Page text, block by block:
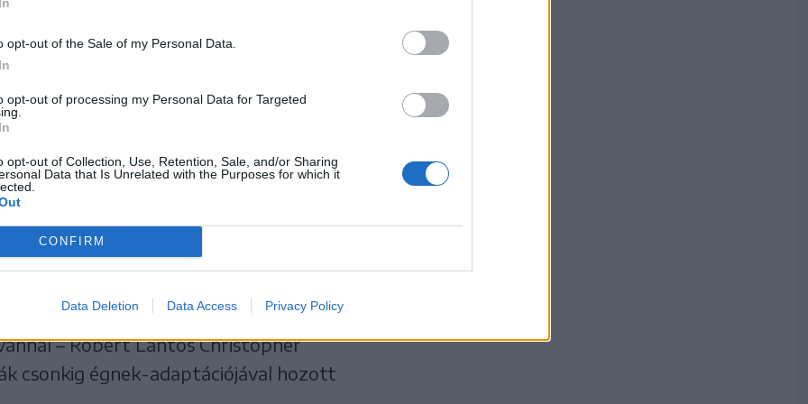
opt-out of the Sale of my Personal Data.
opt-out of processing my Personal Data for Targeted
opt-out of Collection, Use, Retention, Sale, and/or Sharing
Data that Is Unrelated with the Purposes for which it
CONFIRM
Data Deletion Data Access Privacy Policy
Márai regényéből 2006-ban, amit
mutattak be.
nekem, Robert Lantos és én várjuk,
forgatókönyvet, ami valaha a kezembe
Istvánt, aki hozzátette:
a 20. századi irodalom
tökéletesen
fogalmazott: „régóta reméltem, hogy újra
– Robert Lantos Christopher
csonkig égnek-adaptációjával hozott